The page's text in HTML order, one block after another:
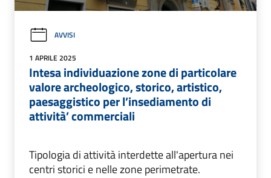
AVVISI
1 APRILE 2025
Intesa individuazione zone di particolare
valore archeologico, storico, artistico,
paesaggistico per l’insediamento di
attività’ commerciali
Tipologia di attività interdette all'apertura nei
centri storici e nelle zone perimetrate.